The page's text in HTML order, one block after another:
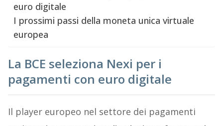
euro digitale
I prossimi passi della moneta unica virtuale
europea
La BCE seleziona Nexi per i
pagamenti con euro digitale
Il player europeo nel settore dei pagamenti